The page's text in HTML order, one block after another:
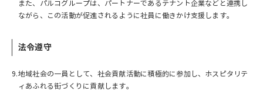
また、パルコグループは、パートナーであるテナント企業などと連携し
ながら、この活動が促進されるように社員に働きかけ支援します。
法令遵守
9.地域社会の一員として、社会貢献活動に積極的に参加し、ホスピタリテ
ィあふれる街づくりに貢献します。